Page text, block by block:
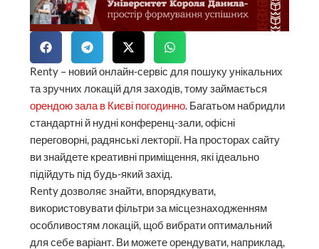
Renty – новий онлайн-сервіс для пошуку унікальних
та зручних локацій для заходів, тому займається
орендою зала в Києві погодинно. Багатьом набридли
стандартні й нудні конференц-зали, офісні
переговорні, радянські лекторії. На просторах сайту
ви знайдете креативні приміщення, які ідеально
підійдуть під будь-який захід.
Renty дозволяє знайти, впорядкувати,
використовувати фільтри за місцезнаходженням
особливостям локацій, щоб вибрати оптимальний
для себе варіант. Ви можете орендувати, наприклад,